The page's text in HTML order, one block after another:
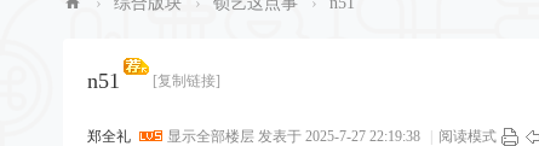
n51 [复制链接]
郑全礼 显示全部楼层 发表于 2025-7-27 22:19:38 阅读模式